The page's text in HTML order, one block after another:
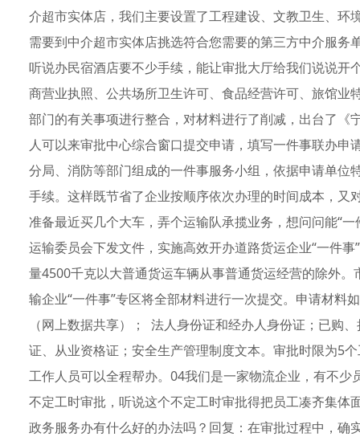
介超市实体店，我们主要设置了工程建设、文教卫生、
需要到中介超市实体店挑选符合您需要的第三方中介服
听说办民宿酒店要不少手续，能让审批大厅给我们说说
商营业执照、公共场所卫生许可、食品经营许可、旅馆
部门的有关事项进行整合，对材料进行了削减，出台了《
人可以来审批中心综合窗口提交申请，填写一件事联办
分局、消防等部门组成的一件事服务小组，依据申请单
手续。这样既节省了企业按顺序依次办理的时间成本，
准备最近买几个大车，弄个运输队承揽业务，想问问能“
运输委员会下发文件，实施高效开办道路货运企业“一件
量4500千克以大普通货运车辆从事普通货运经营的除外
输企业“一件事”专区将全部材料进行一次提交。申请材料
（网上数据共享）； 法人身份证和经办人身份证；已购
证、从业资格证；安全生产管理制度文本。审批时限为5
工作人员可以全程帮办。04我们是一家物流企业，有不
不定工时审批，听说这个不定工时审批得把员工凑齐集
政务服务办有什么好的办法吗？回复：在审批过程中，